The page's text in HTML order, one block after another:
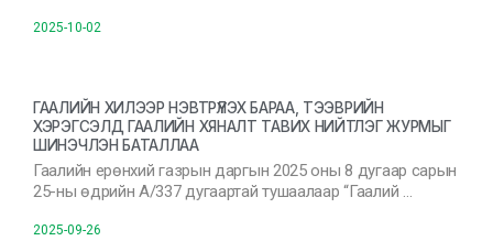
2025-10-02
ГААЛИЙН ХИЛЭЭР НЭВТРҮҮЛЭХ БАРАА, ТЭЭВРИЙН
ХЭРЭГСЭЛД ГААЛИЙН ХЯНАЛТ ТАВИХ НИЙТЛЭГ ЖУРМЫГ
ШИНЭЧЛЭН БАТАЛЛАА
Гаалийн ерөнхий газрын даргын 2025 оны 8 дугаар сарын
25-ны өдрийн А/337 дугаартай тушаалаар “Гаалий …
2025-09-26